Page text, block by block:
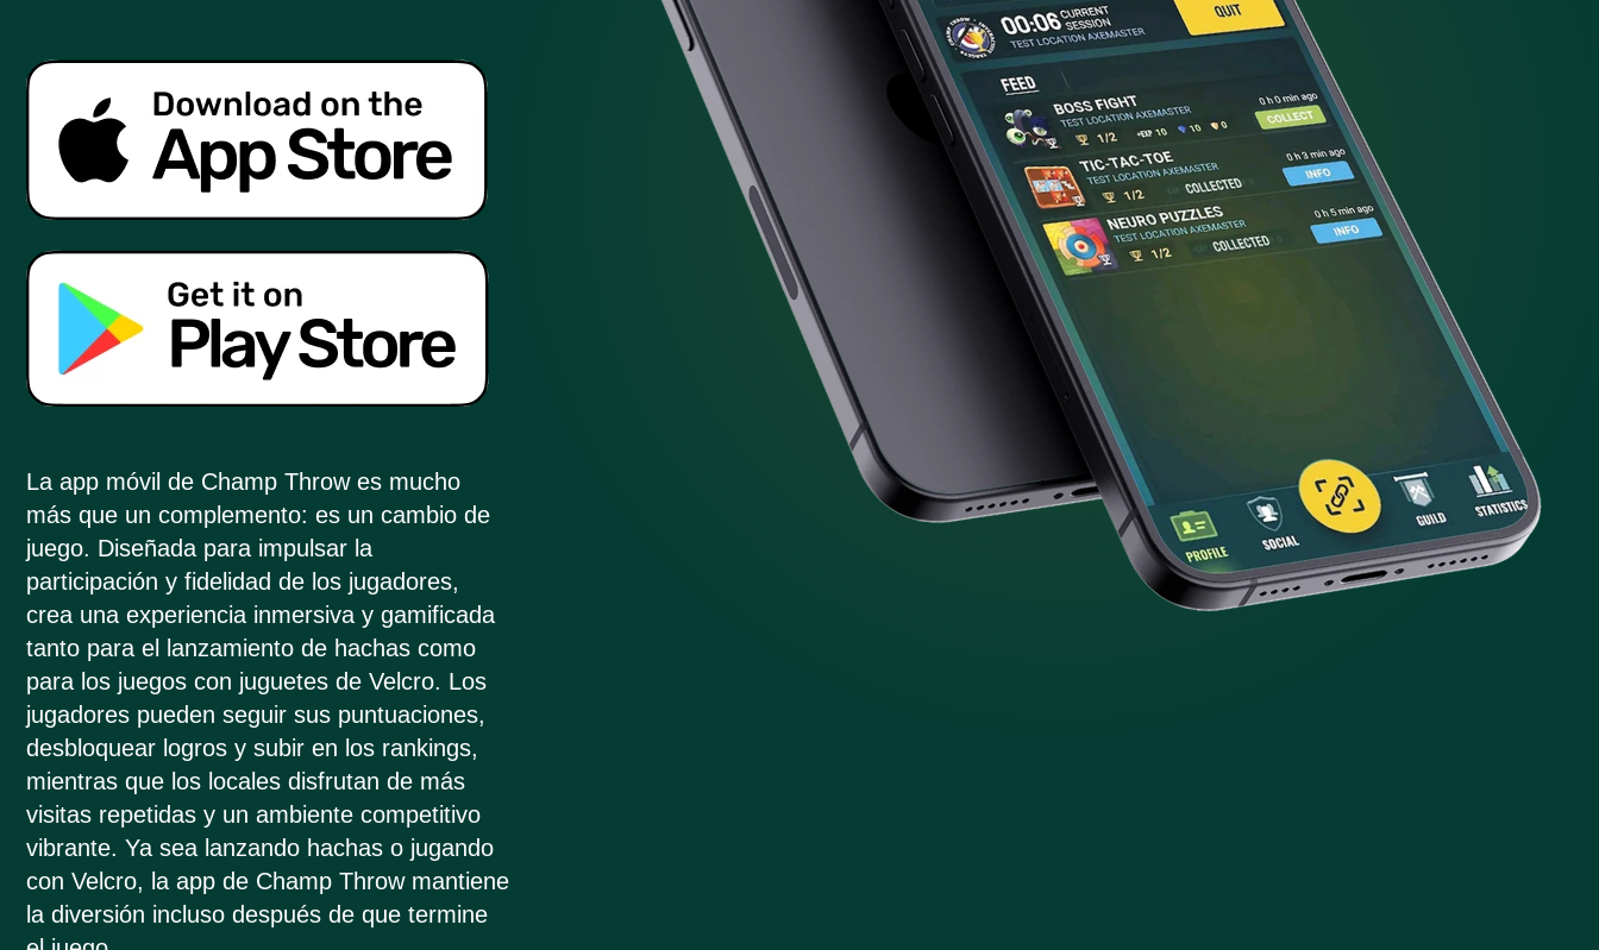
La app móvil de Champ Throw es mucho
más que un complemento: es un cambio de
juego. Diseñada para impulsar la
participación y fidelidad de los jugadores,
crea una experiencia inmersiva y gamificada
tanto para el lanzamiento de hachas como
para los juegos con juguetes de Velcro. Los
jugadores pueden seguir sus puntuaciones,
desbloquear logros y subir en los rankings,
mientras que los locales disfrutan de más
visitas repetidas y un ambiente competitivo
vibrante. Ya sea lanzando hachas o jugando
con Velcro, la app de Champ Throw mantiene
la diversión incluso después de que termine